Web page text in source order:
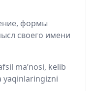
формы
своего имени
ma’nosi, kelib
yaqinlaringizni